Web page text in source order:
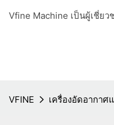
Vfine Machine เป็นผู้เชี่ย
VFINE เครื่องอัดอากาศ